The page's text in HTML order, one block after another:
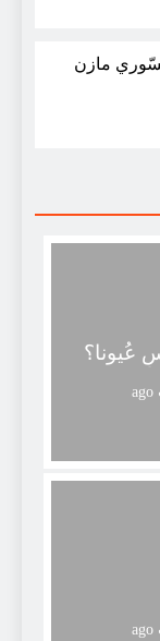
مازن
عُيونا؟